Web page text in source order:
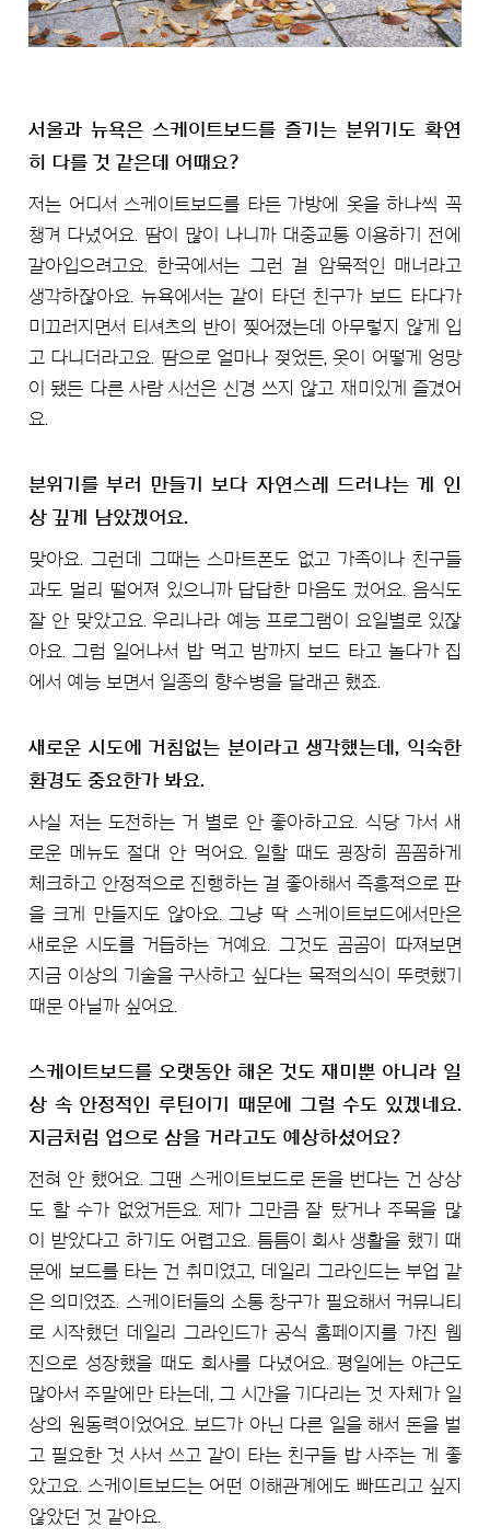
서울과 뉴욕은 스케이트보드를 즐기는 분위기도 확연
히 다를 것 같은데 어때요?
저는 어디서 스케이트보드를 타든 가방에 옷을 하나씩 꼭
챙겨 다녔어요. 땀이 많이 나니까 대중교통 이용하기 전에
갈아입으려고요. 한국에서는 그런 걸 암묵적인 매너라고
생각하잖아요. 뉴욕에서는 같이 타던 친구가 보드 타다가
미끄러지면서 티셔츠의 반이 찢어졌는데 아무렇지 않게 입
고 다니더라고요. 땀으로 얼마나 젖었든, 옷이 어떻게 엉망
이 됐든 다른 사람 시선은 신경 쓰지 않고 재미있게 즐겼어
요.
분위기를 부러 만들기 보다 자연스레 드러나는 게 인
상 깊게 남았겠어요.
맞아요. 그런데 그때는 스마트폰도 없고 가족이나 친구들
과도 멀리 떨어져 있으니까 답답한 마음도 컸어요. 음식도
잘 안 맞았고요. 우리나라 예능 프로그램이 요일별로 있잖
아요. 그럼 일어나서 밥 먹고 밤까지 보드 타고 놀다가 집
에서 예능 보면서 일종의 향수병을 달래곤 했죠.
새로운 시도에 거침없는 분이라고 생각했는데, 익숙한
환경도 중요한가 봐요.
사실 저는 도전하는 거 별로 안 좋아하고요. 식당 가서 새
로운 메뉴도 절대 안 먹어요. 일할 때도 굉장히 꼼꼼하게
체크하고 안정적으로 진행하는 걸 좋아해서 즉흥적으로 판
을 크게 만들지도 않아요. 그냥 딱 스케이트보드에서만은
새로운 시도를 거듭하는 거예요. 그것도 곰곰이 따져보면
지금 이상의 기술을 구사하고 싶다는 목적의식이 뚜렷했기
때문 아닐까 싶어요.
스케이트보드를 오랫동안 해온 것도 재미뿐 아니라 일
상 속 안정적인 루틴이기 때문에 그럴 수도 있겠네요.
지금처럼 업으로 삼을 거라고도 예상하셨어요?
전혀 안 했어요. 그땐 스케이트보드로 돈을 번다는 건 상상
도 할 수가 없었거든요. 제가 그만큼 잘 탔거나 주목을 많
이 받았다고 하기도 어렵고요. 틈틈이 회사 생활을 했기 때
문에 보드를 타는 건 취미였고, 데일리 그라인드는 부업 같
은 의미였죠. 스케이터들의 소통 창구가 필요해서 커뮤니티
로 시작했던 데일리 그라인드가 공식 홈페이지를 가진 웹
진으로 성장했을 때도 회사를 다녔어요. 평일에는 야근도
많아서 주말에만 타는데, 그 시간을 기다리는 것 자체가 일
상의 원동력이었어요. 보드가 아닌 다른 일을 해서 돈을 벌
고 필요한 것 사서 쓰고 같이 타는 친구들 밥 사주는 게 좋
았고요. 스케이트보드는 어떤 이해관계에도 빠뜨리고 싶지
않았던 것 같아요.